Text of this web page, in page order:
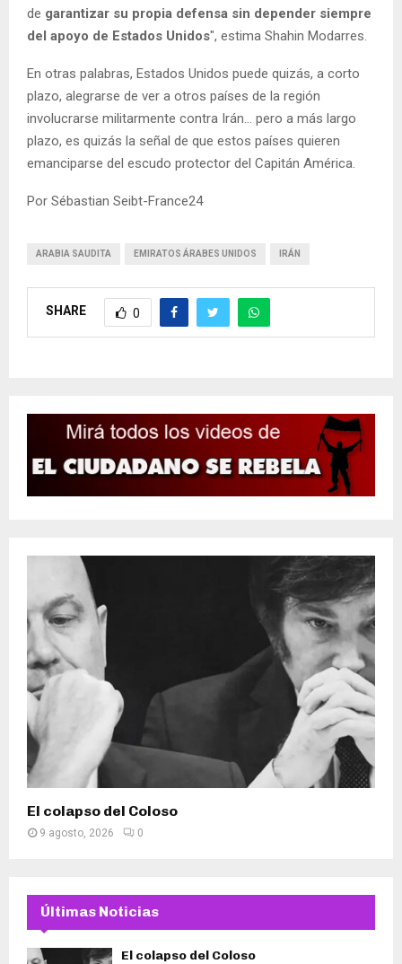
de garantizar su propia defensa sin depender siempre
del apoyo de Estados Unidos", estima Shahin Modarres.
En otras palabras, Estados Unidos puede quizás, a corto
plazo, alegrarse de ver a otros países de la región
involucrarse militarmente contra Irán… pero a más largo
plazo, es quizás la señal de que estos países quieren
emanciparse del escudo protector del Capitán América.
Por Sébastian Seibt-France24
ARABIA SAUDITA EMIRATOS ÁRABES UNIDOS IRÁN
SHARE 0
El colapso del Coloso
9 agosto, 2026 0
Últimas Noticias
El colapso del Coloso